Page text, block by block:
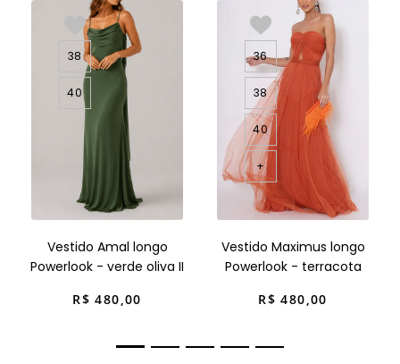
38
40
Vestido Amal longo
Powerlook - verde oliva II
R$ 480,00
36
38
40
+
Vestido Maximus longo
Powerlook - terracota
R$ 480,00